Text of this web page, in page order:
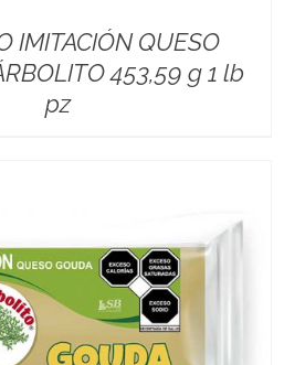
IMITACIÓN QUESO
453,59 g 1 lb
pz